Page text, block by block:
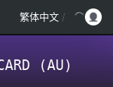
繁体中文 /
(AU)